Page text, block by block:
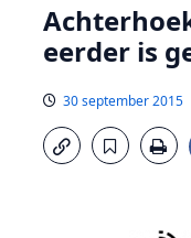
eerder is
30 september 2015